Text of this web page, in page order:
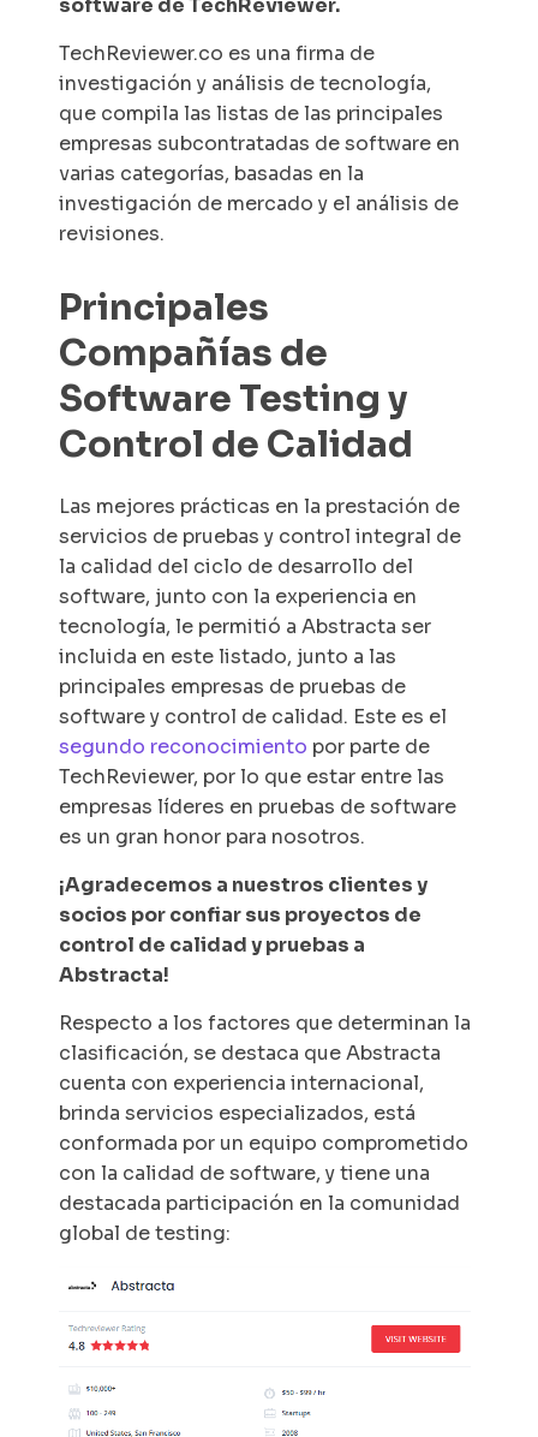
software de TechReviewer.
TechReviewer.co es una firma de
investigación y análisis de tecnología,
que compila las listas de las principales
empresas subcontratadas de software en
varias categorías, basadas en la
investigación de mercado y el análisis de
revisiones.
Principales
Compañías de
Software Testing y
Control de Calidad
Las mejores prácticas en la prestación de
servicios de pruebas y control integral de
la calidad del ciclo de desarrollo del
software, junto con la experiencia en
tecnología, le permitió a Abstracta ser
incluida en este listado, junto a las
principales empresas de pruebas de
software y control de calidad. Este es el
segundo reconocimiento por parte de
TechReviewer, por lo que estar entre las
empresas líderes en pruebas de software
es un gran honor para nosotros.
¡Agradecemos a nuestros clientes y
socios por confiar sus proyectos de
control de calidad y pruebas a
Abstracta!
Respecto a los factores que determinan la
clasificación, se destaca que Abstracta
cuenta con experiencia internacional,
brinda servicios especializados, está
conformada por un equipo comprometido
con la calidad de software, y tiene una
destacada participación en la comunidad
global de testing: